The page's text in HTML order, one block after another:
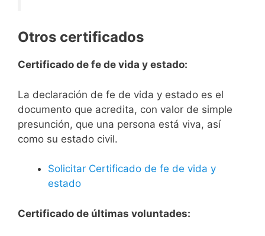
Otros certificados
Certificado de fe de vida y estado:
La declaración de fe de vida y estado es el
documento que acredita, con valor de simple
presunción, que una persona está viva, así
como su estado civil.
Solicitar Certificado de fe de vida y
estado
Certificado de últimas voluntades: